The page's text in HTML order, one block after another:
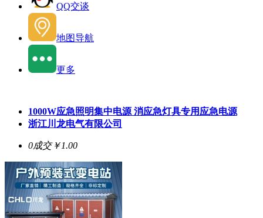
QQ交谈
地图导航
更多
1000W应急照明集中电源 消应急灯具专用应急电源
浙江川龙电气有限公司
0成交￥1.00